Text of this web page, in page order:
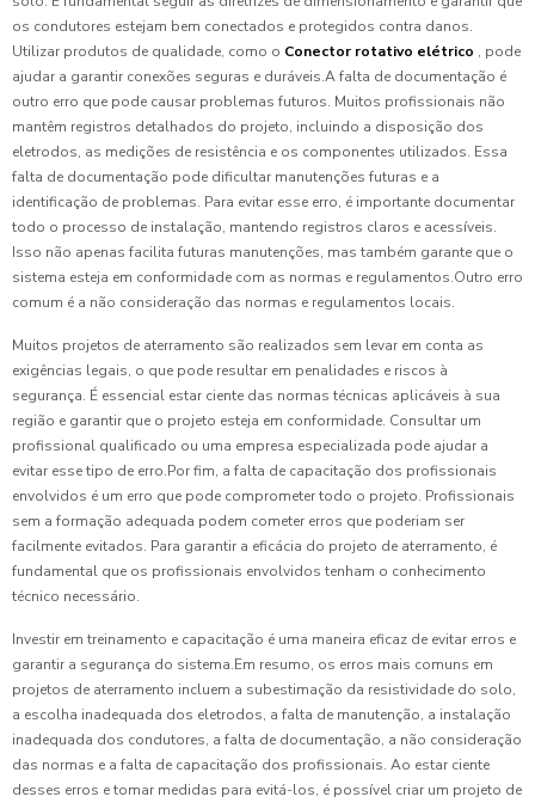
os condutores estejam bem conectados e protegidos contra danos.
Utilizar produtos de qualidade, como o Conector rotativo elétrico , pode
ajudar a garantir conexões seguras e duráveis.A falta de documentação é
outro erro que pode causar problemas futuros. Muitos profissionais não
mantêm registros detalhados do projeto, incluindo a disposição dos
eletrodos, as medições de resistência e os componentes utilizados. Essa
falta de documentação pode dificultar manutenções futuras e a
identificação de problemas. Para evitar esse erro, é importante documentar
todo o processo de instalação, mantendo registros claros e acessíveis.
Isso não apenas facilita futuras manutenções, mas também garante que o
sistema esteja em conformidade com as normas e regulamentos.Outro erro
comum é a não consideração das normas e regulamentos locais.
Muitos projetos de aterramento são realizados sem levar em conta as
exigências legais, o que pode resultar em penalidades e riscos à
segurança. É essencial estar ciente das normas técnicas aplicáveis à sua
região e garantir que o projeto esteja em conformidade. Consultar um
profissional qualificado ou uma empresa especializada pode ajudar a
evitar esse tipo de erro.Por fim, a falta de capacitação dos profissionais
envolvidos é um erro que pode comprometer todo o projeto. Profissionais
sem a formação adequada podem cometer erros que poderiam ser
facilmente evitados. Para garantir a eficácia do projeto de aterramento, é
fundamental que os profissionais envolvidos tenham o conhecimento
técnico necessário.
Investir em treinamento e capacitação é uma maneira eficaz de evitar erros e
garantir a segurança do sistema.Em resumo, os erros mais comuns em
projetos de aterramento incluem a subestimação da resistividade do solo,
a escolha inadequada dos eletrodos, a falta de manutenção, a instalação
inadequada dos condutores, a falta de documentação, a não consideração
das normas e a falta de capacitação dos profissionais. Ao estar ciente
desses erros e tomar medidas para evitá-los, é possível criar um projeto de